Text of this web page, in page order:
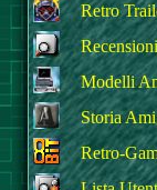
Retro
Recensioni
Modelli
Storia
Retro-